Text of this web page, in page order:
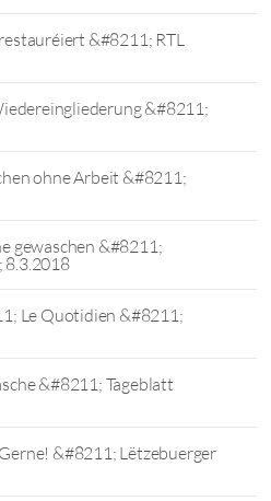
&#8211; RTL
&#8211;
ohne Arbeit &#8211;
gewaschen &#8211;
8.3.2018
Le Quotidien &#8211;
&#8211; Tageblatt
&#8211; Lëtzebuerger